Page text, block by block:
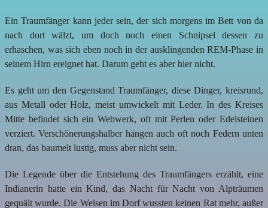
Ein Traumfänger kann jeder sein, der sich morgens im Bett von da
nach dort wälzt, um doch noch einen Schnipsel dessen zu
erhaschen, was sich eben noch in der ausklingenden REM-Phase in
seinem Hirn ereignet hat. Darum geht es aber hier nicht.
Es geht um den Gegenstand Traumfänger, diese Dinger, kreisrund,
aus Metall oder Holz, meist umwickelt mit Leder. In des Kreises
Mitte befindet sich ein Webwerk, oft mit Perlen oder Edelsteinen
verziert. Verschönerungshalber hängen auch oft noch Federn unten
dran, das baumelt lustig, muss aber nicht sein.
Die Legende über die Entstehung des Traumfängers erzählt, eine
Indianerin hatte ein Kind, das Nacht für Nacht von Alpträumen
gequält wurde. Die Weisen im Dorf wussten keinen Rat mehr, außer